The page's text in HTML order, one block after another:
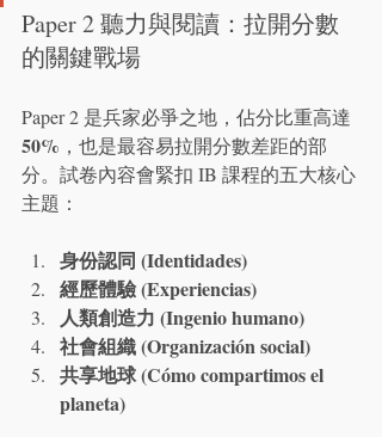
Paper 2 聽力與閱讀：拉開分數
的關鍵戰場
Paper 2 是兵家必爭之地，佔分比重高達
50% ，也是最容易拉開分數差距的部
分。試卷內容會緊扣 IB 課程的五大核心
主題：
身份認同 (Identidades)
經歷體驗 (Experiencias)
人類創造力 (Ingenio humano)
社會組織 (Organización social)
共享地球 (Cómo compartimos el
planeta)